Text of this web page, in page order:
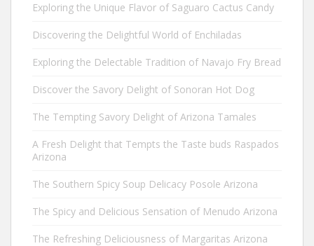
Exploring the Unique Flavor of Saguaro Cactus Candy
Discovering the Delightful World of Enchiladas
Exploring the Delectable Tradition of Navajo Fry Bread
Discover the Savory Delight of Sonoran Hot Dog
The Tempting Savory Delight of Arizona Tamales
A Fresh Delight that Tempts the Taste buds Raspados
Arizona
The Southern Spicy Soup Delicacy Posole Arizona
The Spicy and Delicious Sensation of Menudo Arizona
The Refreshing Deliciousness of Margaritas Arizona